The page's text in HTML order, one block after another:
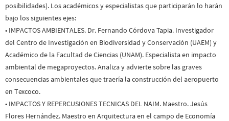
posibilidades). Los académicos y especialistas que participarán lo harán
bajo los siguientes ejes:
• IMPACTOS AMBIENTALES. Dr. Fernando Córdova Tapia. Investigador
del Centro de Investigación en Biodiversidad y Conservación (UAEM) y
Académico de la Facultad de Ciencias (UNAM). Especialista en impacto
ambiental de megaproyectos. Analiza y advierte sobre las graves
consecuencias ambientales que traería la construcción del aeropuerto
en Texcoco.
• IMPACTOS Y REPERCUSIONES TECNICAS DEL NAIM. Maestro. Jesús
Flores Hernández. Maestro en Arquitectura en el campo de Economía